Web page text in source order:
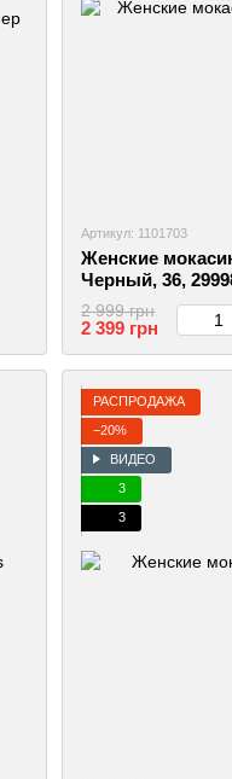
Артикул: 1101703
Женские
Черный, 36,
2 999 грн
2 399 грн
РАСПРОДАЖА
−20%
ВИДЕО
3
3